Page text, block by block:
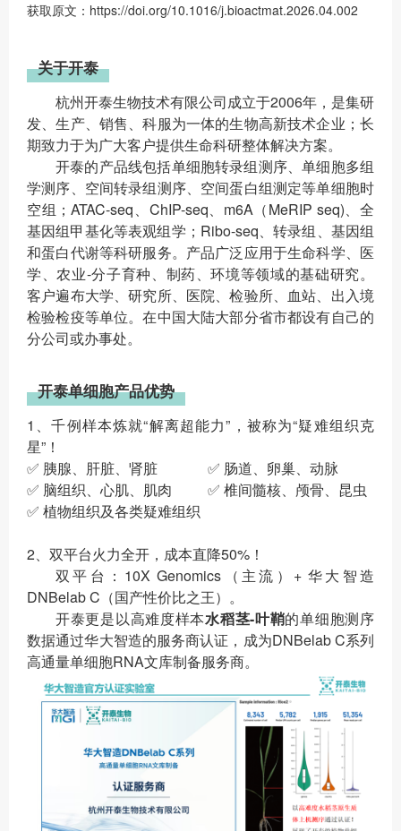
获取原文：https://doi.org/10.1016/j.bioactmat.2026.04.002
关于开泰
杭州开泰生物技术有限公司成立于2006年，是集研
发、生产、销售、科服为一体的生物高新技术企业；长
期致力于为广大客户提供生命科研整体解决方案。
开泰的产品线包括单细胞转录组测序、单细胞多组
学测序、空间转录组测序、空间蛋白组测定等单细胞时
空组；ATAC-seq、ChIP-seq、m6A（MeRIP seq)、全
基因组甲基化等表观组学；Ribo-seq、转录组、基因组
和蛋白代谢等科研服务。产品广泛应用于生命科学、医
学、农业-分子育种、制药、环境等领域的基础研究。
客户遍布大学、研究所、医院、检验所、血站、出入境
检验检疫等单位。在中国大陆大部分省市都设有自己的
分公司或办事处。
开泰单细胞产品优势
1、千例样本炼就“解离超能力”，被称为“疑难组织克
星”！
✅ 胰腺、肝脏、肾脏 ✅ 肠道、卵巢、动脉
✅ 脑组织、心肌、肌肉 ✅ 椎间髓核、颅骨、昆虫
✅ 植物组织及各类疑难组织
2、双平台火力全开，成本直降50%！
双平台：10X Genomics（主流）+ 华大智造
DNBelab C（国产性价比之王）。
开泰更是以高难度样本水稻茎-叶鞘的单细胞测序
数据通过华大智造的服务商认证，成为DNBelab C系列
高通量单细胞RNA文库制备服务商。